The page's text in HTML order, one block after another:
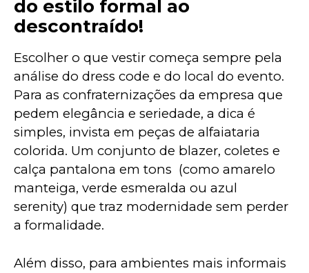
do estilo formal ao
descontraído!
Escolher o que vestir começa sempre pela
análise do dress code e do local do evento.
Para as confraternizações da empresa que
pedem elegância e seriedade, a dica é
simples, invista em peças de alfaiataria
colorida. Um conjunto de blazer, coletes e
calça pantalona em tons  (como amarelo
manteiga, verde esmeralda ou azul
serenity) que traz modernidade sem perder
a formalidade.
Além disso, para ambientes mais informais